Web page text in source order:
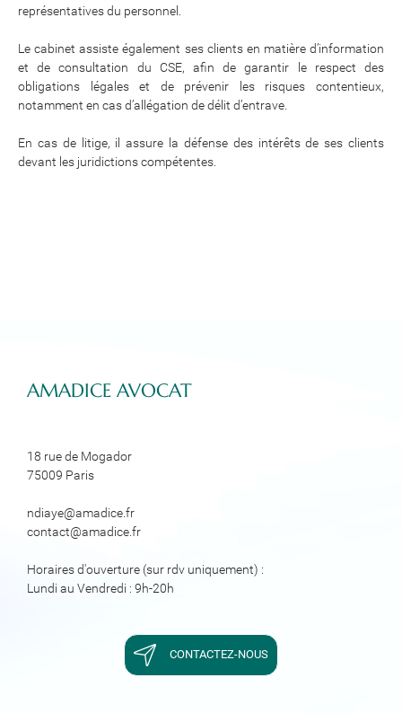
représentatives du personnel.
Le cabinet assiste également ses clients en matière d’information
et de consultation du CSE, afin de garantir le respect des
obligations légales et de prévenir les risques contentieux,
notamment en cas d’allégation de délit d’entrave.
En cas de litige, il assure la défense des intérêts de ses clients
devant les juridictions compétentes.
AMADICE AVOCA​​​​​​​T
18 rue de Mogador
75009 Paris
ndiaye@amadice.fr
contact@amadice.fr
Horaires d'ouverture (sur rdv uniquement) :
Lundi au Vendredi : 9h-20h
CONTACTEZ-NOUS